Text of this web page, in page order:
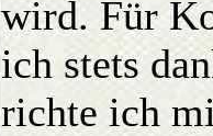
wird. Für
ich stets
richte ich